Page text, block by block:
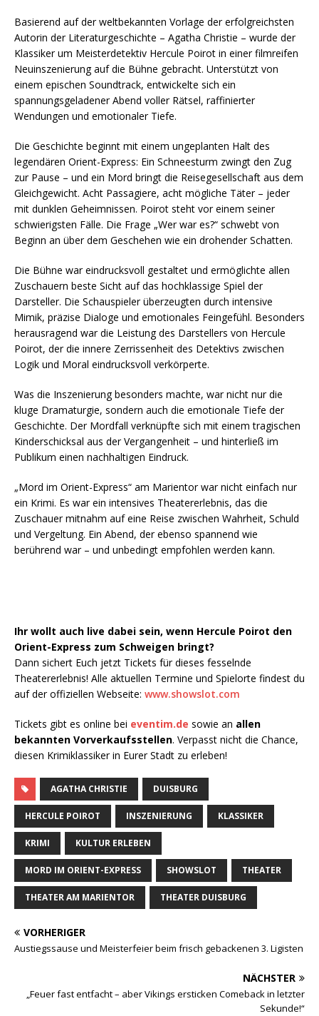
Basierend auf der weltbekannten Vorlage der erfolgreichsten
Autorin der Literaturgeschichte – Agatha Christie – wurde der
Klassiker um Meisterdetektiv Hercule Poirot in einer filmreifen
Neuinszenierung auf die Bühne gebracht. Unterstützt von
einem epischen Soundtrack, entwickelte sich ein
spannungsgeladener Abend voller Rätsel, raffinierter
Wendungen und emotionaler Tiefe.
Die Geschichte beginnt mit einem ungeplanten Halt des
legendären Orient-Express: Ein Schneesturm zwingt den Zug
zur Pause – und ein Mord bringt die Reisegesellschaft aus dem
Gleichgewicht. Acht Passagiere, acht mögliche Täter – jeder
mit dunklen Geheimnissen. Poirot steht vor einem seiner
schwierigsten Fälle. Die Frage „Wer war es?“ schwebt von
Beginn an über dem Geschehen wie ein drohender Schatten.
Die Bühne war eindrucksvoll gestaltet und ermöglichte allen
Zuschauern beste Sicht auf das hochklassige Spiel der
Darsteller. Die Schauspieler überzeugten durch intensive
Mimik, präzise Dialoge und emotionales Feingefühl. Besonders
herausragend war die Leistung des Darstellers von Hercule
Poirot, der die innere Zerrissenheit des Detektivs zwischen
Logik und Moral eindrucksvoll verkörperte.
Was die Inszenierung besonders machte, war nicht nur die
kluge Dramaturgie, sondern auch die emotionale Tiefe der
Geschichte. Der Mordfall verknüpfte sich mit einem tragischen
Kinderschicksal aus der Vergangenheit – und hinterließ im
Publikum einen nachhaltigen Eindruck.
„Mord im Orient-Express“ am Marientor war nicht einfach nur
ein Krimi. Es war ein intensives Theatererlebnis, das die
Zuschauer mitnahm auf eine Reise zwischen Wahrheit, Schuld
und Vergeltung. Ein Abend, der ebenso spannend wie
berührend war – und unbedingt empfohlen werden kann.
Ihr wollt auch live dabei sein, wenn Hercule Poirot den
Orient-Express zum Schweigen bringt?
Dann sichert Euch jetzt Tickets für dieses fesselnde
Theatererlebnis! Alle aktuellen Termine und Spielorte findest du
auf der offiziellen Webseite: www.showslot.com
Tickets gibt es online bei eventim.de sowie an allen
bekannten Vorverkaufsstellen. Verpasst nicht die Chance,
diesen Krimiklassiker in Eurer Stadt zu erleben!
AGATHA CHRISTIE DUISBURG
HERCULE POIROT INSZENIERUNG KLASSIKER
KRIMI KULTUR ERLEBEN
MORD IM ORIENT-EXPRESS SHOWSLOT THEATER
THEATER AM MARIENTOR THEATER DUISBURG
VORHERIGER
Austiegssause und Meisterfeier beim frisch gebackenen 3. Ligisten
NÄCHSTER
„Feuer fast entfacht – aber Vikings ersticken Comeback in letzter
Sekunde!“